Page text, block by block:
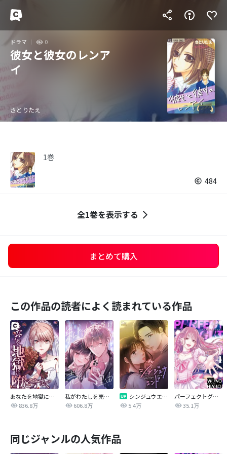
ドラマ 0
彼女と彼女のレンア
イ
さとりたえ
1巻
484
全1巻を表示する
まとめて購入
この作品の読者によく読まれている作品
あなたを地獄に堕とすまで
836.8万
私がわたしを売る理由
606.8万
シンジュウエンド【タテヨミ】
5.4万
パーフェクトグリッター
35.1万
同じジャンルの人気作品